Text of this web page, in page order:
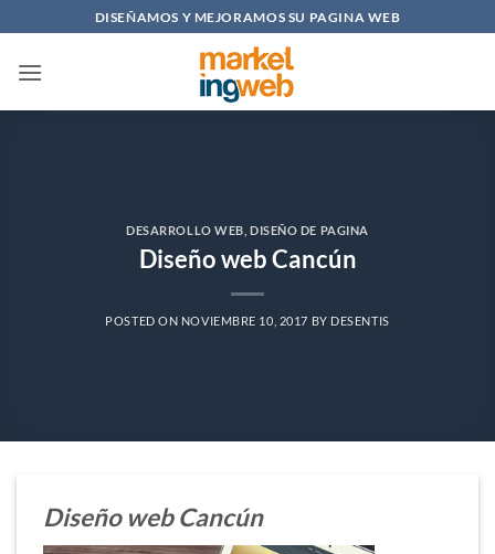
al
contenido
DISEÑAMOS Y MEJORAMOS SU PAGINA WEB
DESARROLLO WEB DISEÑO DE PAGINA
Diseño web Cancún
POSTED ON NOVIEMBRE 10, 2017 BY DESENTIS
Diseño web Cancún